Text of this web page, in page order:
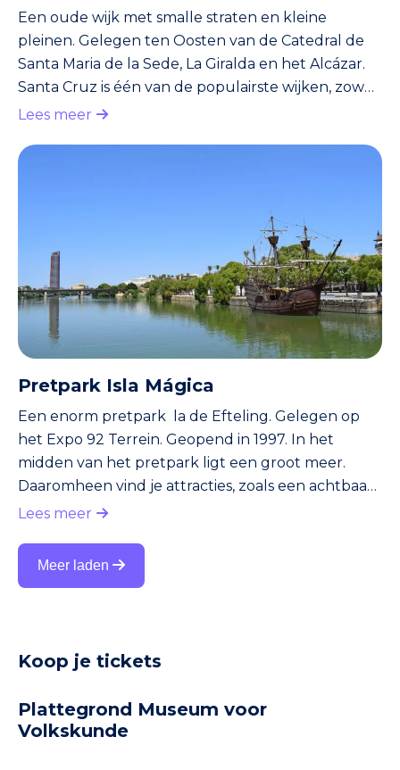
Een oude wijk met smalle straten en kleine
pleinen. Gelegen ten Oosten van de Catedral de
Santa Maria de la Sede, La Giralda en het Alcázar.
Santa Cruz is één van de populairste wijken, zowel
voor toeristen als locals. In de smalle straten en
restaurants en cafés. Het beste is om er gewoon
was vroeger de Joodse wijk. De Joden trokken
naar Sevilla nadat de More
Lees meer
Pretpark Isla Mágica
Een enorm pretpark la de Efteling. Gelegen op
het Expo 92 Terrein. Geopend in 1997. In het
midden van het pretpark ligt een groot meer.
Daaromheen vind je attracties, zoals een achtbaan,
wildwaterbanen en al het andere wat je van een
Een deel van het park is geënt op het Spaanse
koloniale verleden. Zo zie je gekke tempels en
Lees meer
Meer laden
Koop je tickets
Plattegrond Museum voor
Volkskunde